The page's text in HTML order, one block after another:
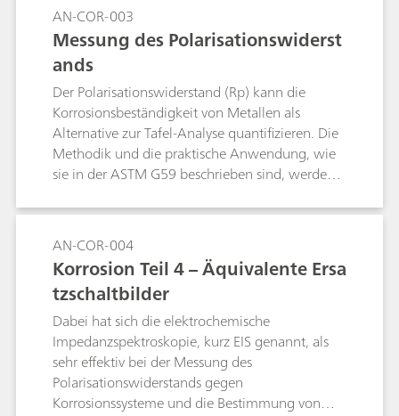
AN-COR-003
Messung des Polarisationswiderst
ands
Der Polarisationswiderstand (Rp) kann die
Korrosionsbeständigkeit von Metallen als
Alternative zur Tafel-Analyse quantifizieren. Die
Methodik und die praktische Anwendung, wie
sie in der ASTM G59 beschrieben sind, werden
AN-COR-004
Korrosion Teil 4 – Äquivalente Ersa
tzschaltbilder
Dabei hat sich die elektrochemische
Impedanzspektroskopie, kurz EIS genannt, als
sehr effektiv bei der Messung des
Polarisationswiderstands gegen
Korrosionssysteme und die Bestimmung von